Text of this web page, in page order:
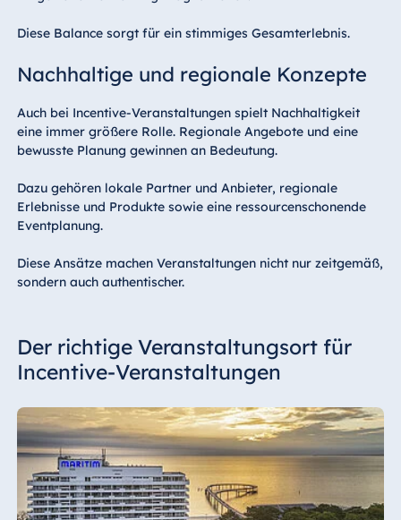
Diese Balance sorgt für ein stimmiges Gesamterlebnis.
Nachhaltige und regionale Konzepte
Auch bei Incentive-Veranstaltungen spielt Nachhaltigkeit
eine immer größere Rolle. Regionale Angebote und eine
bewusste Planung gewinnen an Bedeutung.
Dazu gehören lokale Partner und Anbieter, regionale
Erlebnisse und Produkte sowie eine ressourcenschonende
Eventplanung.
Diese Ansätze machen Veranstaltungen nicht nur zeitgemäß,
sondern auch authentischer.
Der richtige Veranstaltungsort für
Incentive-Veranstaltungen